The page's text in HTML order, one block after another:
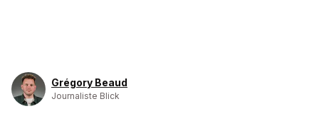
Grégory Beaud
Journaliste Blick